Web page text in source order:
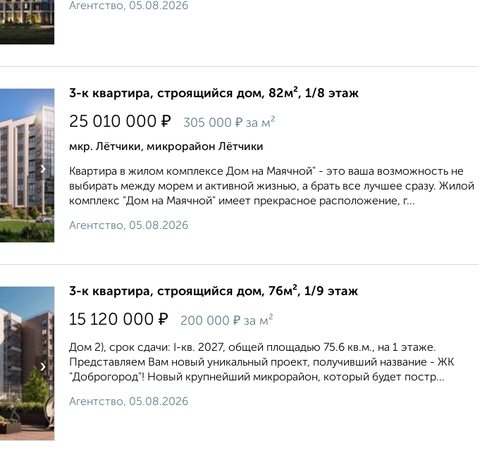
Агентство, 05.08.2026
›
3-к квартира, строящийся дом, 82м², 1/8 этаж
25 010 000 ₽ 305 000 ₽ за м²
мкр. Лётчики, микрорайон Лётчики
Квартира в жилом комплексе Дом на Маячной" - это ваша возможность не
выбирать между морем и активной жизнью, а брать все лучшее сразу. Жилой
комплекс "Дом на Маячной" имеет прекрасное расположение, г...
Агентство, 05.08.2026
›
3-к квартира, строящийся дом, 76м², 1/9 этаж
15 120 000 ₽ 200 000 ₽ за м²
Дом 2), срок сдачи: I-кв. 2027, общей площадью 75.6 кв.м., на 1 этаже.
Представляем Вам новый уникальный проект, получивший название - ЖК
"Доброгород"! Новый крупнейший микрорайон, который будет постр...
Агентство, 05.08.2026